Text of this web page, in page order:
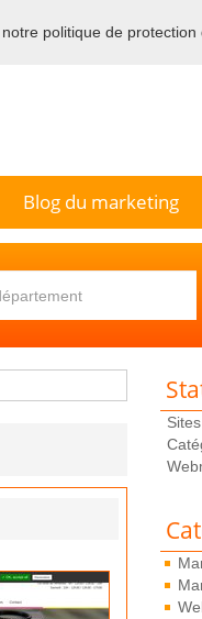
en France.
Blog du marketing
politique de protection